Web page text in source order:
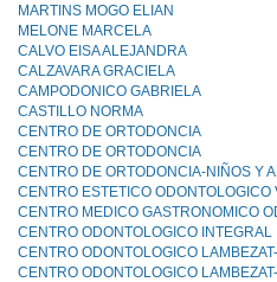
MARTINS MOGO ELIAN
MELONE MARCELA
CALVO EISA ALEJANDRA
CALZAVARA GRACIELA
CAMPODONICO GABRIELA
CASTILLO NORMA
CENTRO DE ORTODONCIA
CENTRO DE ORTODONCIA
CENTRO DE ORTODONCIA-NIÑOS Y
CENTRO ESTETICO ODONTOLOGICO
CENTRO MEDICO GASTRONOMICO
CENTRO ODONTOLOGICO INTEGRAL
CENTRO ODONTOLOGICO
CENTRO ODONTOLOGICO